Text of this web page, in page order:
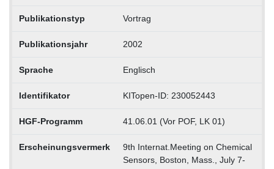
Publikationstyp Vortrag
Publikationsjahr 2002
Sprache Englisch
Identifikator KITopen-ID: 230052443
HGF-Programm 41.06.01 (Vor POF, LK 01)
Erscheinungsvermerk
9th Internat.Meeting on Chemical
Sensors, Boston, Mass., July 7-